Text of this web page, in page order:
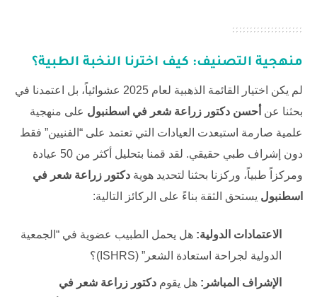
منهجية التصنيف: كيف اخترنا النخبة الطبية؟
لم يكن اختيار القائمة الذهبية لعام 2025 عشوائياً، بل اعتمدنا في
بحثنا عن أحسن دكتور زراعة شعر في اسطنبول على منهجية
علمية صارمة استبعدت العيادات التي تعتمد على “الفنيين” فقط
دون إشراف طبي حقيقي. لقد قمنا بتحليل أكثر من 50 عيادة
ومركزاً طبياً، وركزنا بحثنا لتحديد هوية دكتور زراعة شعر في
اسطنبول يستحق الثقة بناءً على الركائز التالية:
الاعتمادات الدولية: هل يحمل الطبيب عضوية في “الجمعية
الدولية لجراحة استعادة الشعر” (ISHRS)؟
الإشراف المباشر: هل يقوم دكتور زراعة شعر في